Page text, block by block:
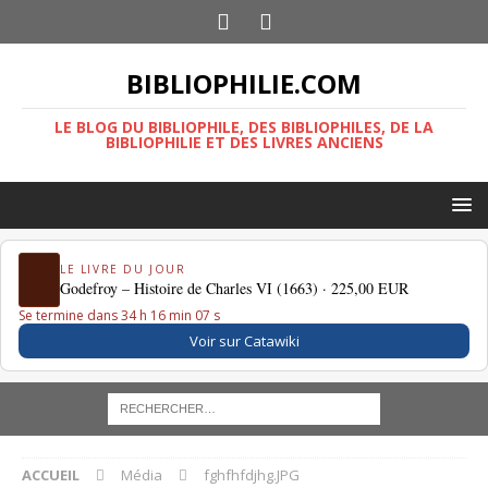
BIBLIOPHILIE.COM
LE BLOG DU BIBLIOPHILE, DES BIBLIOPHILES, DE LA
BIBLIOPHILIE ET DES LIVRES ANCIENS
LE LIVRE DU JOUR
Godefroy – Histoire de Charles VI (1663) · 225,00 EUR
Se termine dans 34 h 16 min 07 s
Voir sur Catawiki
ACCUEIL Média fghfhfdjhg.JPG